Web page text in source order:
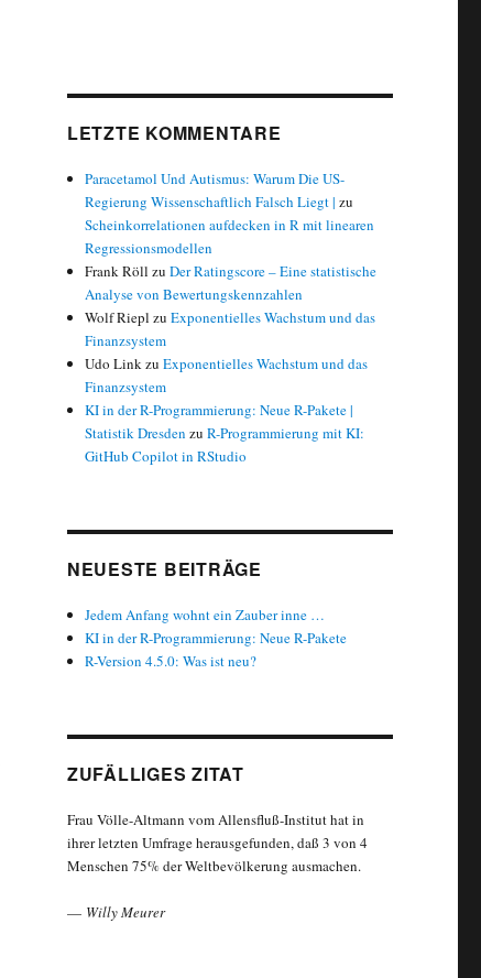
LETZTE KOMMENTARE
Paracetamol Und Autismus: Warum Die US-
Regierung Wissenschaftlich Falsch Liegt | zu
Scheinkorrelationen aufdecken in R mit linearen
Regressionsmodellen
Frank Röll zuDer Ratingscore – Eine statistische
Analyse von Bewertungskennzahlen
Wolf Riepl zuExponentielles Wachstum und das
Finanzsystem
Udo LinkzuExponentielles Wachstum und das
Finanzsystem
KI in der R-Programmierung: Neue R-Pakete |
Statistik Dresden zuR-Programmierung mit KI:
GitHub Copilot in RStudio
NEUESTE BEITRÄGE
Jedem Anfang wohnt ein Zauber inne …
KI in der R-Programmierung: Neue R-Pakete
R-Version 4.5.0: Was ist neu?
ZUFÄLLIGES ZITAT
Frau Völle-Altmann vom Allensfluß-Institut hat in
ihrer letzten Umfrage herausgefunden, daß 3 von 4
Menschen 75% der Weltbevölkerung ausmachen.
— Willy Meurer